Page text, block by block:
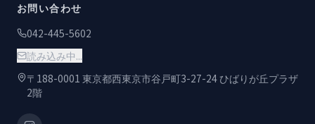
お問い合わせ
042-445-5602
読み込み中...
〒188-0001 東京都西東京市谷戸町3-27-24 ひばりが丘プラザ
2階